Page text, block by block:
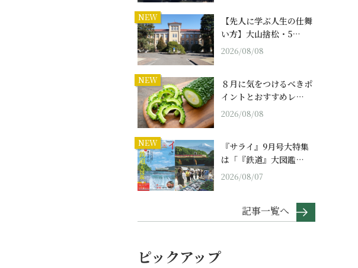
NEW
【先人に学ぶ人生の仕舞
い方】大山捨松・5…
2026/08/08
NEW
８月に気をつけるべきポ
イントとおすすめレ…
2026/08/08
NEW
『サライ』9月号大特集
は「『鉄道』大図鑑…
2026/08/07
記事一覧へ
ピックアップ